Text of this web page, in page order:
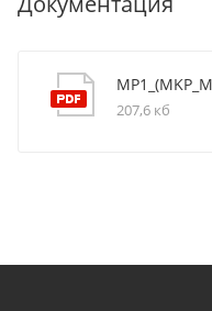
207,6 кб